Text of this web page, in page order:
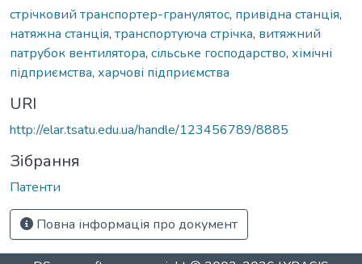
стрічковий транспортер-гранулятос, привідна станція,
натяжна станція, транспортуюча стрічка, витяжний
патрубок вентилятора, сільське господарство, хімічні
підприємства, харчові підприємства
URI
http://elar.tsatu.edu.ua/handle/123456789/8885
Зібрання
Патенти
Повна інформація про документ